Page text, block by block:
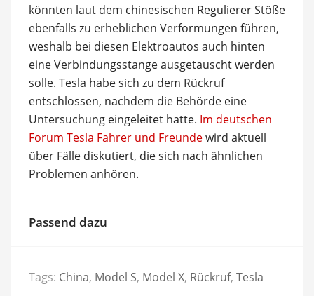
könnten laut dem chinesischen Regulierer Stöße
ebenfalls zu erheblichen Verformungen führen,
weshalb bei diesen Elektroautos auch hinten
eine Verbindungsstange ausgetauscht werden
solle. Tesla habe sich zu dem Rückruf
entschlossen, nachdem die Behörde eine
Untersuchung eingeleitet hatte. Im deutschen
Forum Tesla Fahrer und Freundewird aktuell
über Fälle diskutiert, die sich nach ähnlichen
Problemen anhören.
Passend dazu
Tags: China, Model S, Model X, Rückruf, Tesla